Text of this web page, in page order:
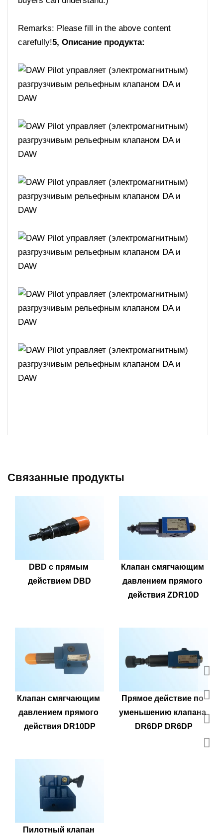
Remarks: Please fill in the above content
carefully!5, Описание продукта:
Связанные продукты
DBD с прямым
действием DBD
Клапан смягчающим
давлением прямого
действия ZDR10D
Клапан смягчающим
давлением прямого
действия DR10DP
Прямое действие по
уменьшению клапана
DR6DP DR6DP
Пилотный клапан